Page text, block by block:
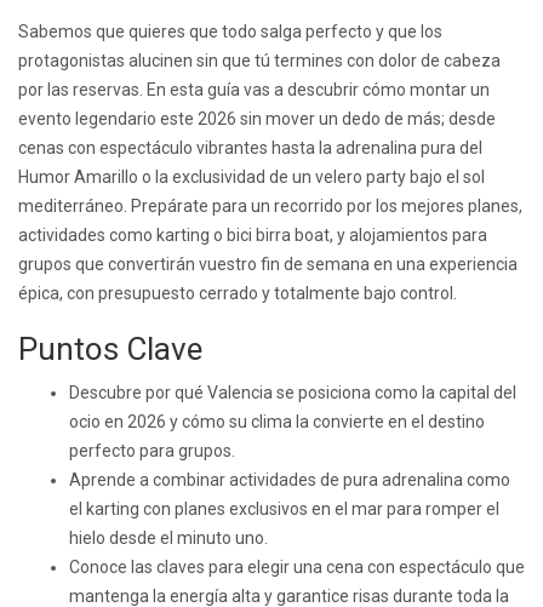
Sabemos que quieres que todo salga perfecto y que los
protagonistas alucinen sin que tú termines con dolor de cabeza
por las reservas. En esta guía vas a descubrir cómo montar un
evento legendario este 2026 sin mover un dedo de más; desde
cenas con espectáculo vibrantes hasta la adrenalina pura del
Humor Amarillo o la exclusividad de un velero party bajo el sol
mediterráneo. Prepárate para un recorrido por los mejores planes,
actividades como karting o bici birra boat, y alojamientos para
grupos que convertirán vuestro fin de semana en una experiencia
épica, con presupuesto cerrado y totalmente bajo control.
Puntos Clave
Descubre por qué Valencia se posiciona como la capital del
ocio en 2026 y cómo su clima la convierte en el destino
perfecto para grupos.
Aprende a combinar actividades de pura adrenalina como
el karting con planes exclusivos en el mar para romper el
hielo desde el minuto uno.
Conoce las claves para elegir una cena con espectáculo que
mantenga la energía alta y garantice risas durante toda la